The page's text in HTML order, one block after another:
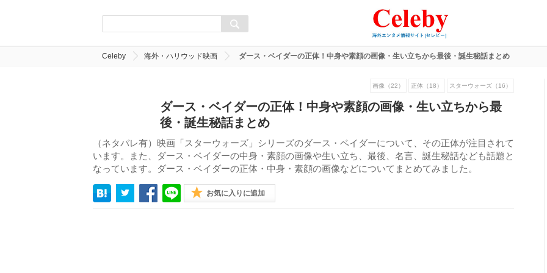
Celeby 海外・ハリウッド映画 ダース・ベイダーの正体！中身や素顔の画像・生い立ちから最後・誕生秘話まとめ
画像（22） 正体（18） スターウォーズ（16）
ダース・ベイダーの正体！中身や素顔の画像・生い立ちから最
後・誕生秘話まとめ
（ネタバレ有）映画「スターウォーズ」シリーズのダース・ベイダーについて、その正体が注目されて
います。また、ダース・ベイダーの中身・素顔の画像や生い立ち、最後、名言、誕生秘話なども話題と
なっています。ダース・ベイダーの正体・中身・素顔の画像などについてまとめてみました。
お気に入りに追加